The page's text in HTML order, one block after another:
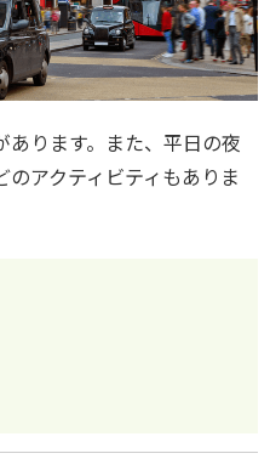
ります。また、平日の夜
アクティビティもありま